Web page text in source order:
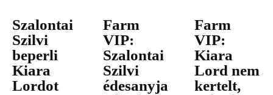
Szalontai
Szilvi
beperli
Kiara
Lordot
Farm
VIP:
Szalontai
Szilvi
édesanyja
Farm
VIP:
Kiara
Lord nem
kertelt,